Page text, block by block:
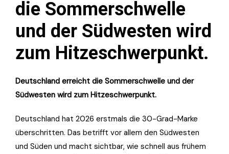
die Sommerschwelle
und der Südwesten wird
zum Hitzeschwerpunkt.
Deutschland erreicht die Sommerschwelle und der
Südwesten wird zum Hitzeschwerpunkt.
Deutschland hat 2026 erstmals die 30-Grad-Marke
überschritten. Das betrifft vor allem den Südwesten
und Süden und macht sichtbar, wie schnell aus frühem